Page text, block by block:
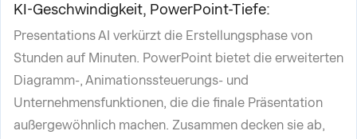
KI-Geschwindigkeit, PowerPoint-Tiefe:
Presentations AI verkürzt die Erstellungsphase von
Stunden auf Minuten. PowerPoint bietet die erweiterten
Diagramm-, Animationssteuerungs- und
Unternehmensfunktionen, die die finale Präsentation
außergewöhnlich machen. Zusammen decken sie ab,